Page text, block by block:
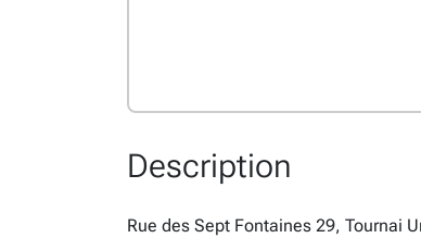
Description
Rue des Sept Fontaines 29, Tournai